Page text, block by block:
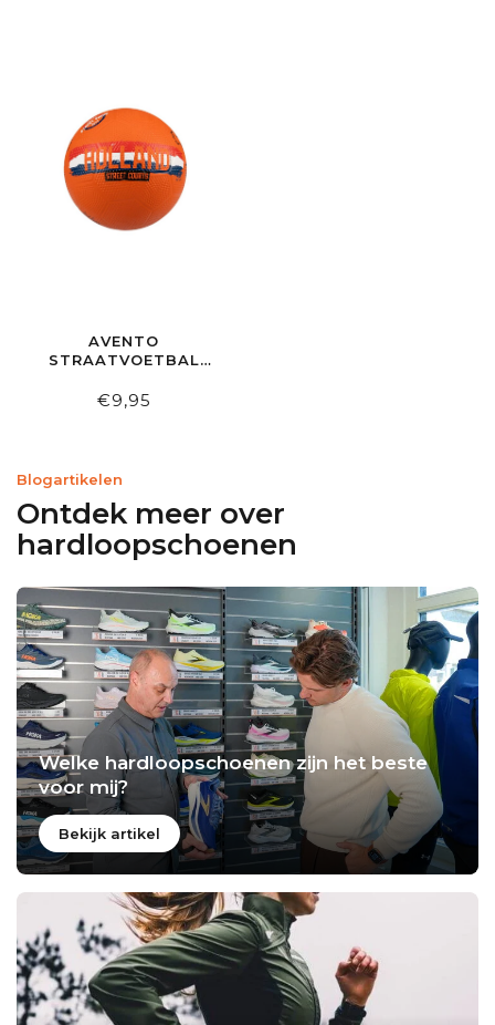
AVENTO
STRAATVOETBAL
€9,95
Blogartikelen
Ontdek meer over
hardloopschoenen
Welke hardloopschoenen zijn het beste
voor mij?
Bekijk artikel